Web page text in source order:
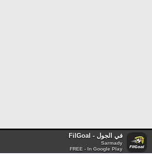
في الجول - FilGoal
Sarmady
FREE - In Google Play